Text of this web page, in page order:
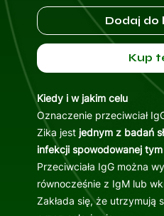
Dodaj do
Kup
Kiedy i w jakim celu
Oznaczenie przeciwciał
Zika jest jednym z badań
infekcji spowodowanej
Przeciwciała IgG można
równocześnie z IgM lub
Zakłada się, że utrzymują